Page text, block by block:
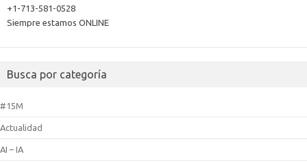
+1-713-581-0528
Siempre estamos ONLINE
Busca por categoría
#15M
Actualidad
AI – IA